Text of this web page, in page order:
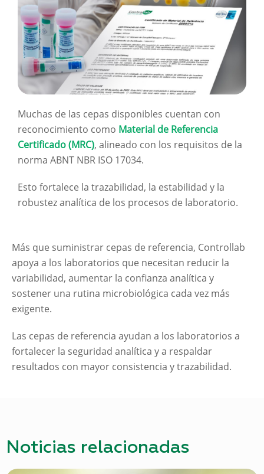
Muchas de las cepas disponibles cuentan con
reconocimiento como Material de Referencia
Certificado (MRC), alineado con los requisitos de la
norma ABNT NBR ISO 17034.
Esto fortalece la trazabilidad, la estabilidad y la
robustez analítica de los procesos de laboratorio.
Más que suministrar cepas de referencia, Controllab
apoya a los laboratorios que necesitan reducir la
variabilidad, aumentar la confianza analítica y
sostener una rutina microbiológica cada vez más
exigente.
Las cepas de referencia ayudan a los laboratorios a
fortalecer la seguridad analítica y a respaldar
resultados con mayor consistencia y trazabilidad.
Noticias relacionadas